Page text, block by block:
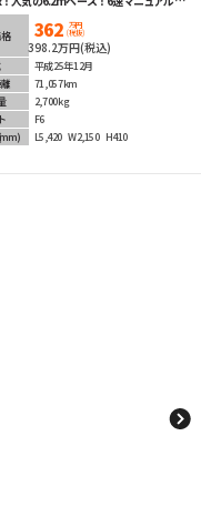
！タイヤの山の残量も半分以上ありオ
台です！362 万円
(税抜)
398.2万円(税込)
平成25年12月
71,057km
2,700kg
F6
L5,420 W2,150 H410